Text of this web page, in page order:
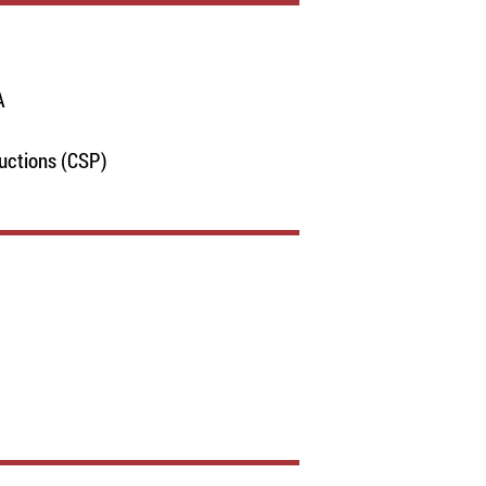
(CSP)